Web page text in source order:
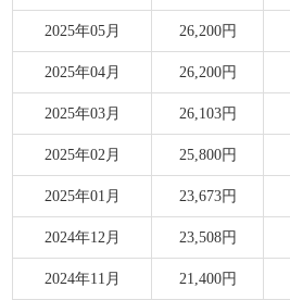
2025年05月 26,200円
2025年04月 26,200円
2025年03月 26,103円
2025年02月 25,800円
2025年01月 23,673円
2024年12月 23,508円
2024年11月 21,400円